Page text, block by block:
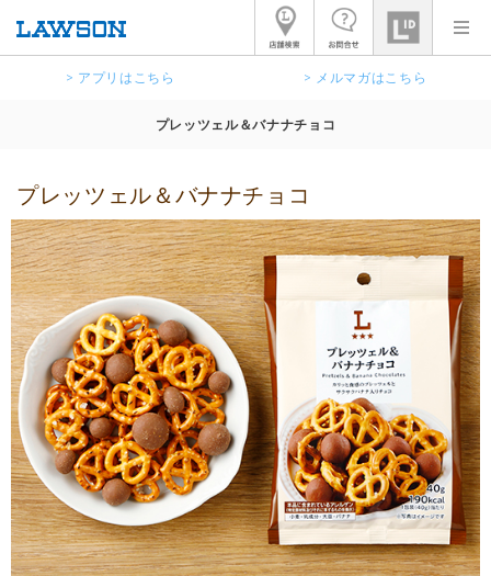
> アプリはこちら > メルマガはこちら
プレッツェル＆バナナチョコ
プレッツェル＆バナナチョコ